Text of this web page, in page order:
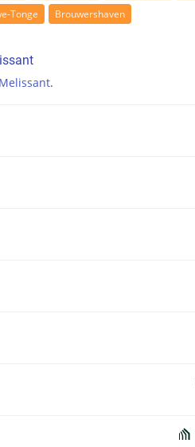
Tonge Brouwershaven
Melissant.